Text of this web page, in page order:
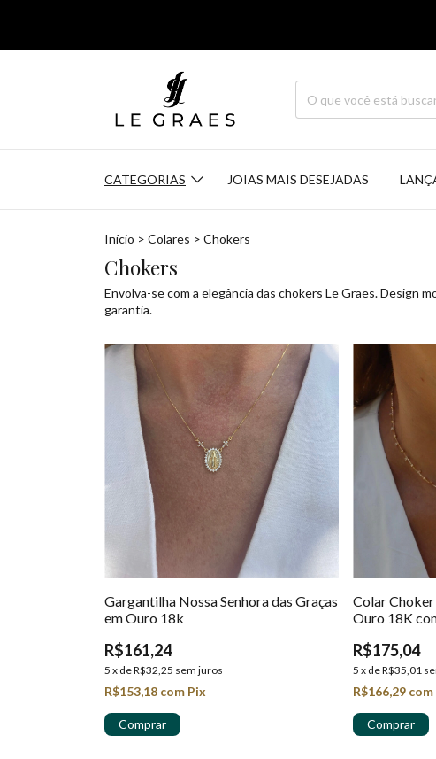
CATEGORIAS JOIAS MAIS DESEJADAS
Início > Colares > Chokers
Chokers
Envolva-se com a elegância das chokers Le Graes. Design
garantia.
Gargantilha Nossa Senhora das Graças
em Ouro 18k
R$161,24
5 x deR$32,25 sem juros
R$153,18 com Pix
Colar
Ouro 18K
R$175,04
5 x deR$35,01
R$166,29 com